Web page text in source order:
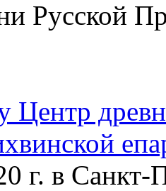
Русской
Центр
г. в